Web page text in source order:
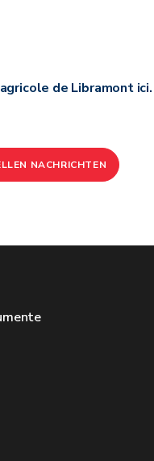
de Libramont ici.
NACHRICHTEN